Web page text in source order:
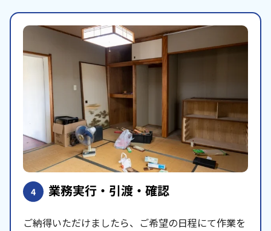
4 業務実行・引渡・確認
ご納得いただけましたら、ご希望の日程にて作業を